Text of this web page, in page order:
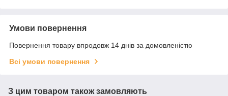
Умови повернення
Повернення товару впродовж 14 днів за домовленістю
Всі умови повернення
З цим товаром також замовляють